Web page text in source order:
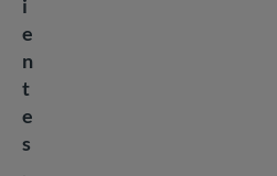
i
e
n
t
e
s
,